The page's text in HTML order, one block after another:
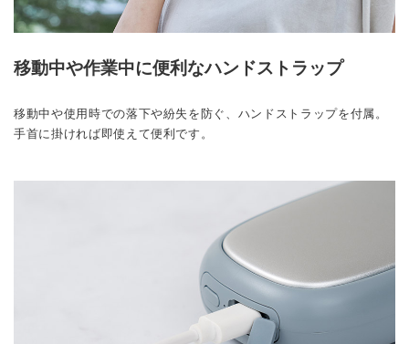
移動中や作業中に便利なハンドストラップ
移動中や使用時での落下や紛失を防ぐ、ハンドストラップを付属。
手首に掛ければ即使えて便利です。